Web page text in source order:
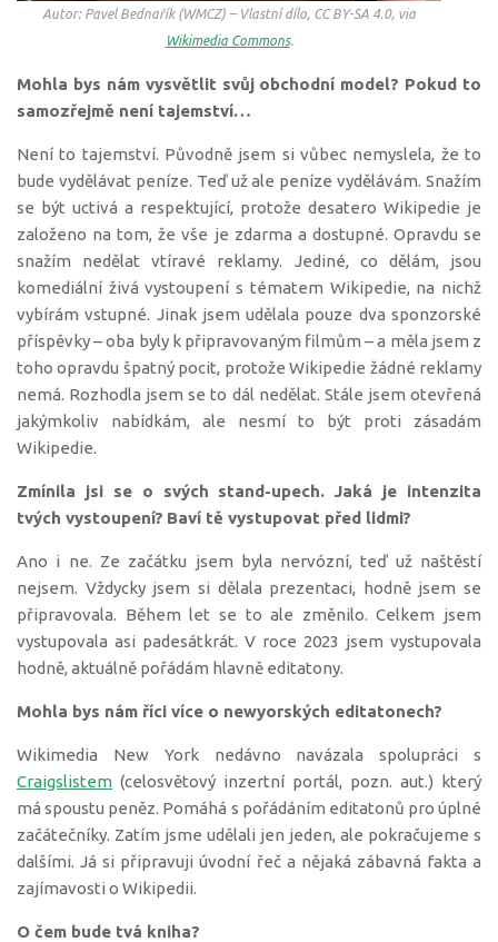
Autor: Pavel Bednařík (WMCZ) – Vlastní dílo, CC BY-SA 4.0, via
Wikimedia Commons.
Mohla bys nám vysvětlit svůj obchodní model? Pokud to
samozřejmě není tajemství…
Není to tajemství. Původně jsem si vůbec nemyslela, že to
bude vydělávat peníze. Teď už ale peníze vydělávám. Snažím
se být uctivá a respektující, protože desatero Wikipedie je
založeno na tom, že vše je zdarma a dostupné. Opravdu se
snažím nedělat vtíravé reklamy. Jediné, co dělám, jsou
komediální živá vystoupení s tématem Wikipedie, na nichž
vybírám vstupné. Jinak jsem udělala pouze dva sponzorské
příspěvky – oba byly k připravovaným filmům – a měla jsem z
toho opravdu špatný pocit, protože Wikipedie žádné reklamy
nemá. Rozhodla jsem se to dál nedělat. Stále jsem otevřená
jakýmkoliv nabídkám, ale nesmí to být proti zásadám
Wikipedie.
Zmínila jsi se o svých stand-upech. Jaká je intenzita
tvých vystoupení? Baví tě vystupovat před lidmi?
Ano i ne. Ze začátku jsem byla nervózní, teď už naštěstí
nejsem. Vždycky jsem si dělala prezentaci, hodně jsem se
připravovala. Během let se to ale změnilo. Celkem jsem
vystupovala asi padesátkrát. V roce 2023 jsem vystupovala
hodně, aktuálně pořádám hlavně editatony.
Mohla bys nám říci více o newyorských editatonech?
Wikimedia New York nedávno navázala spolupráci s
Craigslistem (celosvětový inzertní portál, pozn. aut.) který
má spoustu peněz. Pomáhá s pořádáním editatonů pro úplné
začátečníky. Zatím jsme udělali jen jeden, ale pokračujeme s
dalšími. Já si připravuji úvodní řeč a nějaká zábavná fakta a
zajímavosti o Wikipedii.
O čem bude tvá kniha?